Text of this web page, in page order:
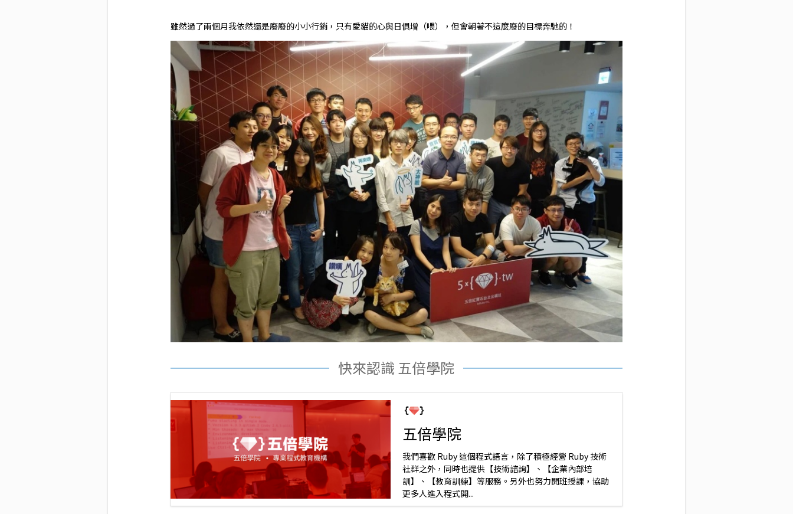
雖然過了兩個月我依然還是廢廢的小小行銷，只有愛貓的心與日俱增（喂），但會朝著不這麼廢的目標奔馳的！
快來認識 五倍學院
五倍學院
我們喜歡 Ruby 這個程式語言，除了積極經營 Ruby 技術
社群之外，同時也提供【技術諮詢】、【企業內部培
訓】、【教育訓練】等服務。另外也努力開班授課，協助
更多人進入程式開...